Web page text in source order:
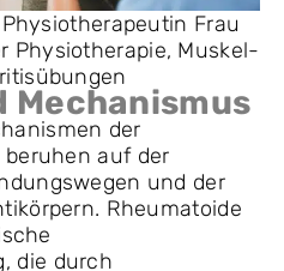
Frau
Physiotherapie, Muskel-
Mechanismus
der
auf der
und der
Rheumatoide
die durch